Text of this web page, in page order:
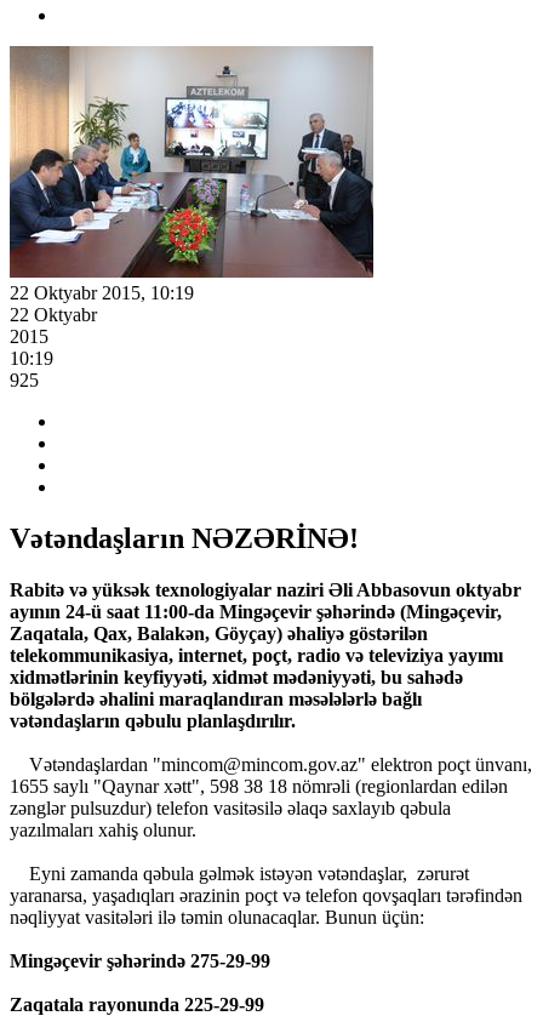
22 Oktyabr 2015, 10:19
22 Oktyabr
2015
10:19
925
Vətəndaşların NƏZƏRİNƏ!
Rabitə və yüksək texnologiyalar naziri Əli Abbasovun oktyabr
ayının 24-ü saat 11:00-da Mingəçevir şəhərində (Mingəçevir,
Zaqatala, Qax, Balakən, Göyçay) əhaliyə göstərilən
telekommunikasiya, internet, poçt, radio və televiziya yayımı
xidmətlərinin keyfiyyəti, xidmət mədəniyyəti, bu sahədə
bölgələrdə əhalini maraqlandıran məsələlərlə bağlı
vətəndaşların qəbulu planlaşdırılır.
Vətəndaşlardan "mincom@mincom.gov.az" elektron poçt ünvanı,
1655 saylı "Qaynar xətt", 598 38 18 nömrəli (regionlardan edilən
zənglər pulsuzdur) telefon vasitəsilə əlaqə saxlayıb qəbula
yazılmaları xahiş olunur.
Eyni zamanda qəbula gəlmək istəyən vətəndaşlar, zərurət
yaranarsa, yaşadıqları ərazinin poçt və telefon qovşaqları tərəfindən
nəqliyyat vasitələri ilə təmin olunacaqlar. Bunun üçün:
Mingəçevir şəhərində 275-29-99
Zaqatala rayonunda 225-29-99